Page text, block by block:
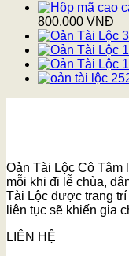
800,000 VNĐ
Oản Tài Lộc Cô Tâm
mỗi khi đi lễ chùa,
Tài Lộc được trang
liên tục sẽ khiến gia
LIÊN HỆ